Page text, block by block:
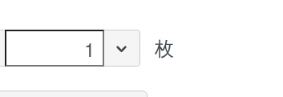
枚